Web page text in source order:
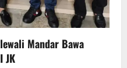
Mandar Bawa
JK